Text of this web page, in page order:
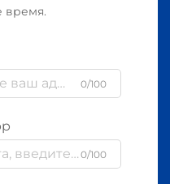
время.
0/100
0/100